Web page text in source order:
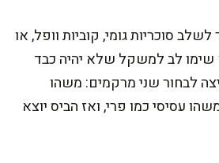
סוכריות גומי, קוביות וופל, או
שימו לב למשקל שלא יהיה כבד
לבחור שני מרקמים: משהו
עסיסי כמו פרי, ואז הביס יוצא